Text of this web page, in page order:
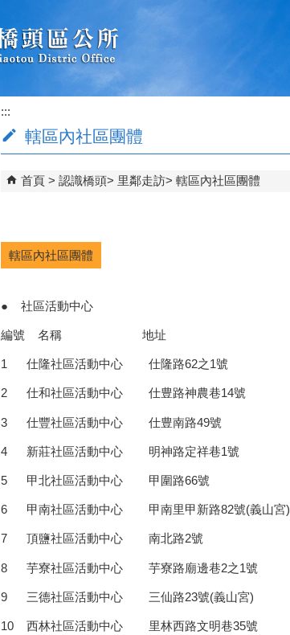
:::
轄區內社區團體
首頁 認識橋頭 里鄰走訪 轄區內社區團體
轄區內社區團體
● 社區活動中心
編號 名稱 地址
1 仕隆社區活動中心 仕隆路62之1號
2 仕和社區活動中心 仕豊路神農巷14號
3 仕豐社區活動中心 仕豊南路49號
4 新莊社區活動中心 明神路定祥巷1號
5 甲北社區活動中心 甲圍路66號
6 甲南社區活動中心 甲南里甲新路82號(義山宮)
7 頂鹽社區活動中心 南北路2號
8 芋寮社區活動中心 芋寮路廟邊巷2之1號
9 三德社區活動中心 三仙路23號(義山宮)
10 西林社區活動中心 里林西路文明巷35號